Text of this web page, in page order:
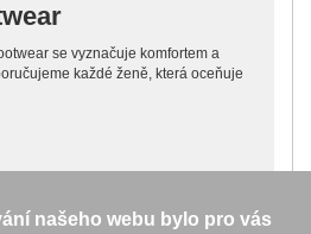
se vyznačuje komfortem a
každé ženě, která oceňuje
našeho webu bylo pro vás